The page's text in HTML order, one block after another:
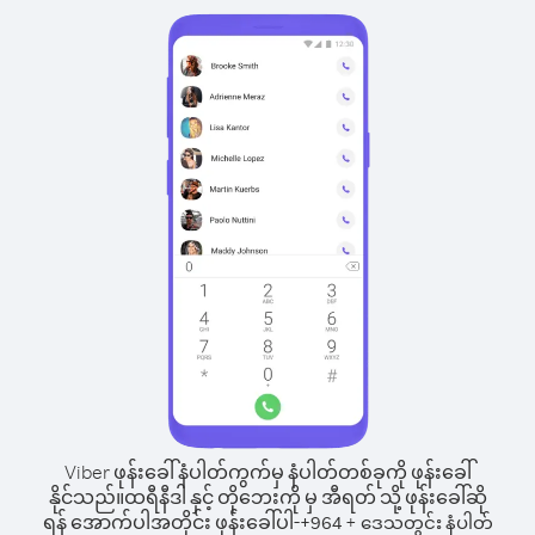
Viber ဖုန်းခေါ်နံပါတ်ကွက်မှ နံပါတ်တစ်ခုကို ဖုန်းခေါ်
နိုင်သည်။ထရီနီဒါ နှင့် တိုဘေးကို မှ အီရတ် သို့ ဖုန်းခေါ်ဆို
ရန် အောက်ပါအတိုင်း ဖုန်းခေါ်ပါ-+964+ ဒေသတွင်း နံပါတ်